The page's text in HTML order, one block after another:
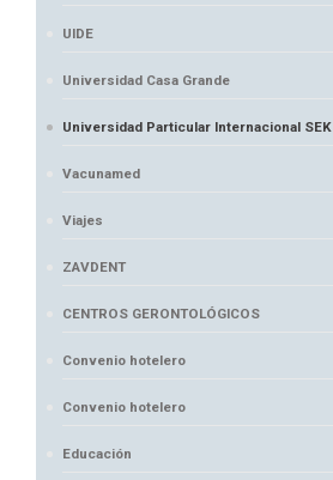
UIDE
Universidad Casa Grande
Universidad Particular Internacional SEK
Vacunamed
Viajes
ZAVDENT
CENTROS GERONTOLÓGICOS
Convenio hotelero
Convenio hotelero
Educación